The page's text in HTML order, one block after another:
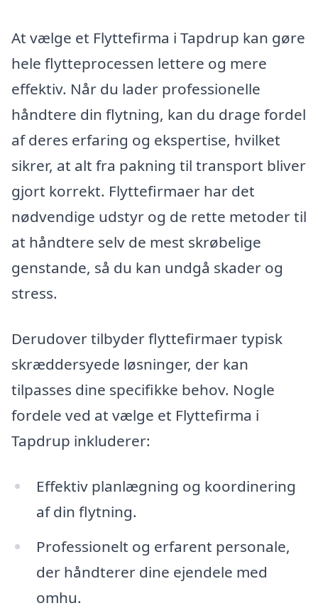
At vælge et Flyttefirma i Tapdrup kan gøre
hele flytteprocessen lettere og mere
effektiv. Når du lader professionelle
håndtere din flytning, kan du drage fordel
af deres erfaring og ekspertise, hvilket
sikrer, at alt fra pakning til transport bliver
gjort korrekt. Flyttefirmaer har det
nødvendige udstyr og de rette metoder til
at håndtere selv de mest skrøbelige
genstande, så du kan undgå skader og
stress.
Derudover tilbyder flyttefirmaer typisk
skræddersyede løsninger, der kan
tilpasses dine specifikke behov. Nogle
fordele ved at vælge et Flyttefirma i
Tapdrup inkluderer:
Effektiv planlægning og koordinering
af din flytning.
Professionelt og erfarent personale,
der håndterer dine ejendele med
omhu.